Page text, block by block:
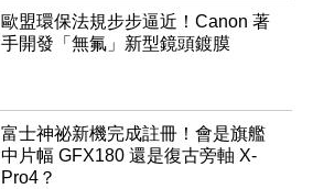
歐盟環保法規步步逼近！Canon 著
手開發「無氟」新型鏡頭鍍膜
富士神祕新機完成註冊！會是旗艦
中片幅 GFX180 還是復古旁軸 X-
Pro4？